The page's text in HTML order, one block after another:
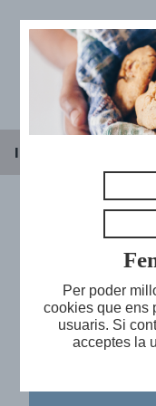
Notícies
Pla Local
Espai de
Sales Taller
Oficina
Inici Espai jove
Per poder
cookies que ens
usuaris. Si
acceptes la